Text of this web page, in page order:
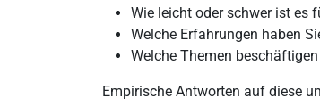
Wie leicht oder schwer ist es
Welche Erfahrungen haben
Welche Themen
Empirische Antworten auf diese